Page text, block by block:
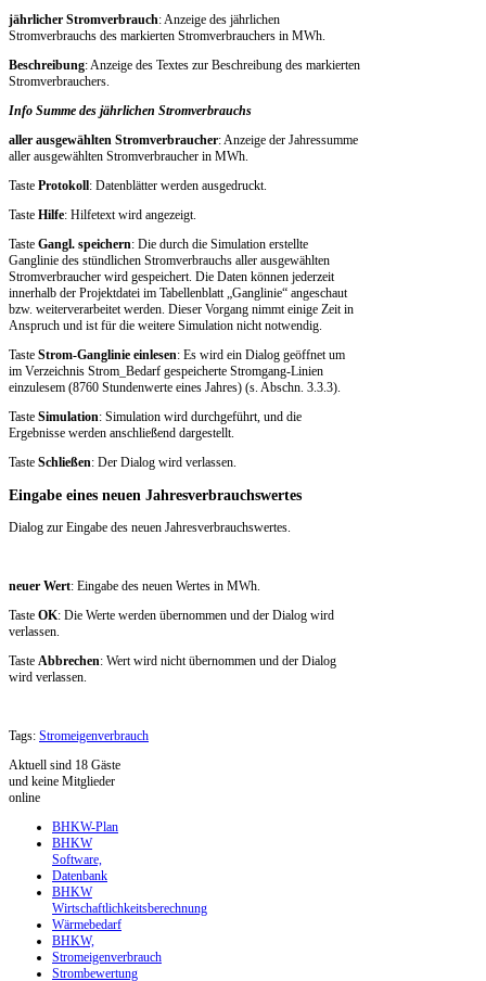
jährlicher Stromverbrauch: Anzeige des jährlichen
Stromverbrauchs des markierten Stromverbrauchers in MWh.
Beschreibung: Anzeige des Textes zur Beschreibung des markierten
Stromverbrauchers.
Info Summe des jährlichen Stromverbrauchs
aller ausgewählten Stromverbraucher: Anzeige der Jahressumme
aller ausgewählten Stromverbraucher in MWh.
Taste Protokoll: Datenblätter werden ausgedruckt.
Taste Hilfe: Hilfetext wird angezeigt.
Taste Gangl. speichern: Die durch die Simulation erstellte
Ganglinie des stündlichen Stromverbrauchs aller ausgewählten
Stromverbraucher wird gespeichert. Die Daten können jederzeit
innerhalb der Projektdatei im Tabellenblatt „Ganglinie“ angeschaut
bzw. weiterverarbeitet werden. Dieser Vorgang nimmt einige Zeit in
Anspruch und ist für die weitere Simulation nicht notwendig.
Taste Strom-Ganglinie einlesen: Es wird ein Dialog geöffnet um
im Verzeichnis Strom_Bedarf gespeicherte Stromgang-Linien
einzulesem (8760 Stundenwerte eines Jahres) (s. Abschn. 3.3.3).
Taste Simulation: Simulation wird durchgeführt, und die
Ergebnisse werden anschließend dargestellt.
Taste Schließen: Der Dialog wird verlassen.
Eingabe eines neuen Jahresverbrauchswertes
Dialog zur Eingabe des neuen Jahresverbrauchswertes.
neuer Wert: Eingabe des neuen Wertes in MWh.
Taste OK: Die Werte werden übernommen und der Dialog wird
verlassen.
Taste Abbrechen: Wert wird nicht übernommen und der Dialog
wird verlassen.
Tags: Stromeigenverbrauch
Aktuell sind 18 Gäste
und keine Mitglieder
online
BHKW-Plan
BHKW
Software,
Datenbank
BHKW
Wirtschaftlichkeitsberechnung
Wärmebedarf
BHKW,
Stromeigenverbrauch
Strombewertung